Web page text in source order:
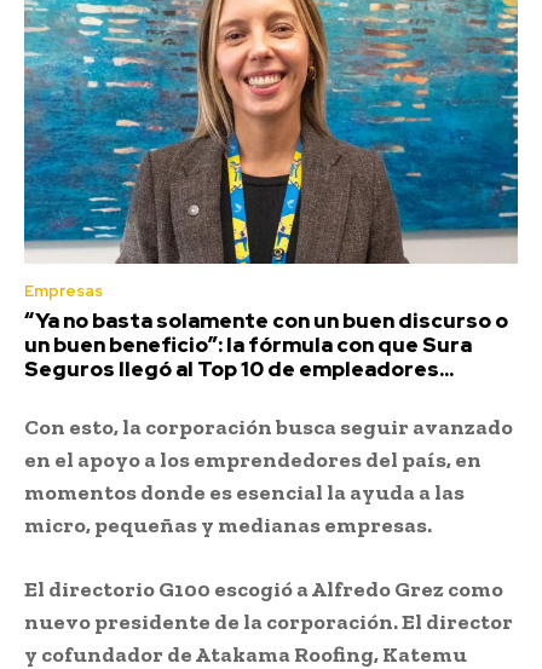
Empresas
“Ya no basta solamente con un buen discurso o
un buen beneficio”: la fórmula con que Sura
Seguros llegó al Top 10 de empleadores...
Con esto, la corporación busca seguir avanzado
en el apoyo a los emprendedores del país, en
momentos donde es esencial la ayuda a las
micro, pequeñas y medianas empresas.
El directorio G100 escogió a Alfredo Grez como
nuevo presidente de la corporación. El director
y cofundador de Atakama Roofing, Katemu